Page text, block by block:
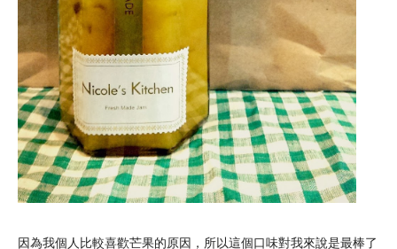
因為我個人比較喜歡芒果的原因，所以這個口味對我來說是最棒了